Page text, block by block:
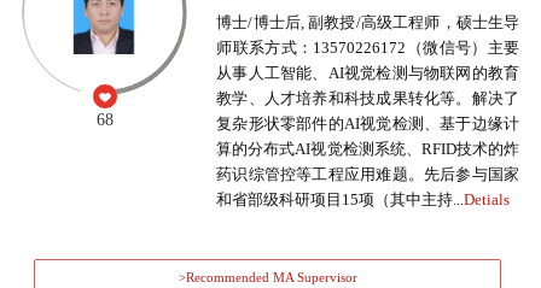
68
博士/博士后, 副教授/高级工程师，硕士生导
师联系方式：13570226172（微信号）主要
从事人工智能、AI视觉检测与物联网的教育
教学、人才培养和科技成果转化等。解决了
复杂形状零部件的AI视觉检测、基于边缘计
算的分布式AI视觉检测系统、RFID技术的炸
药识综管控等工程应用难题。先后参与国家
和省部级科研项目15项（其中主持...Detials
>Recommended MA Supervisor